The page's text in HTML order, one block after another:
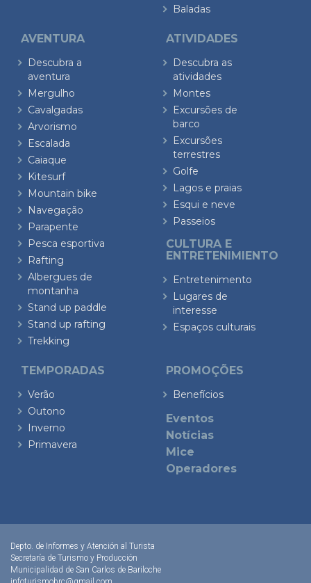
Baladas
AVENTURA
Descubra a
aventura
Mergulho
Cavalgadas
Arvorismo
Escalada
Caiaque
Kitesurf
Mountain bike
Navegação
Parapente
Pesca esportiva
Rafting
Albergues de
montanha
Stand up paddle
Stand up rafting
Trekking
ATIVIDADES
Descubra as
atividades
Montes
Excursões de
barco
Excursões
terrestres
Golfe
Lagos e praias
Esqui e neve
Passeios
CULTURA E
ENTRETENIMIENTO
Entretenimento
Lugares de
interesse
Espaços culturais
TEMPORADAS
Verão
Outono
Inverno
Primavera
PROMOÇÕES
Benefícios
Eventos
Notícias
Mice
Operadores
Depto. de Informes y Atención al Turista
Secretaría de Turismo y Producción
Municipalidad de San Carlos de Bariloche